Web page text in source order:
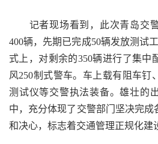
记者现场看到，此次青岛交警
400辆，先期已完成50辆发放测试
式上，对剩余的350辆进行了集中
风250制式警车。车上载有阻车钉
测试仪等交警执法装备。雄壮的
中，充分体现了交警部门坚决完
和决心，标志着交通管理正规化建